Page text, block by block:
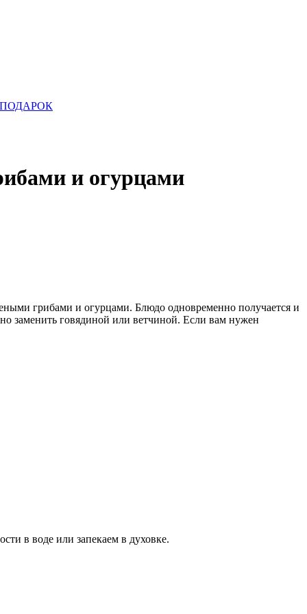
ПОДАРОК
и огурцами
грибами и огурцами. Блюдо одновременно получается и
заменить говядиной или ветчиной. Если вам нужен
в воде или запекаем в духовке.